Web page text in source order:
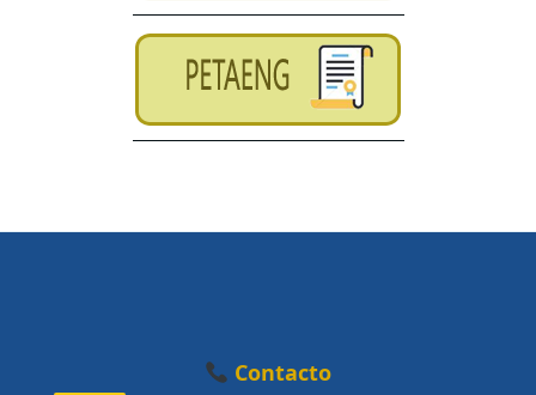
Contacto